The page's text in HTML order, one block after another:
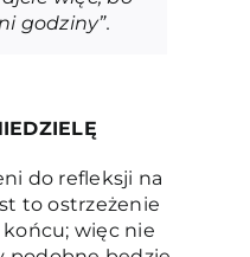
godziny”.
do refleksji na
to ostrzeżenie
więc nie